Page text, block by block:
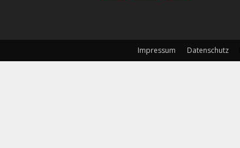
Impressum Datenschutz